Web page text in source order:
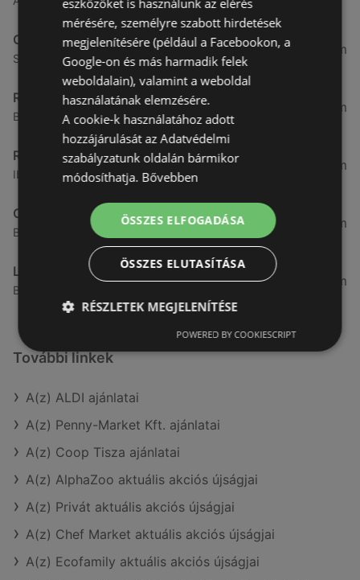
CBA
Somfalvi u. 14., 9400 Sopron
3,31 km
Reál
Besenyő u. 16., 9400 Sopron
3,32 km
Reál
Ibolya út 15., 9400 Sopron
3,41 km
CBA
Bánfalvi u. 14, 9400 Sopron
3,58 km
Lidl
Bánfalvi út 12. 12, 9400 Sopron
3,59 km
További linkek
A(z) ALDI ajánlatai
A(z) Penny-Market Kft. ajánlatai
A(z) Coop Tisza ajánlatai
A(z) AlphaZoo aktuális akciós újságjai
A(z) Privát aktuális akciós újságjai
A(z) Chef Market aktuális akciós újságjai
A(z) Ecofamily aktuális akciós újságjai
mérésére, személyre szabott hirdetések
megjelenítésére (például a Facebookon, a
Google-on és más harmadik felek
weboldalain), valamint a weboldal
használatának elemzésére.
A cookie-k használatához adott
hozzájárulását az Adatvédelmi
szabályzatunk oldalán bármikor
módosíthatja. Bővebben
ÖSSZES ELFOGADÁSA
ÖSSZES ELUTASÍTÁSA
RÉSZLETEK MEGJELENÍTÉSE
POWERED BY COOKIESCRIPT